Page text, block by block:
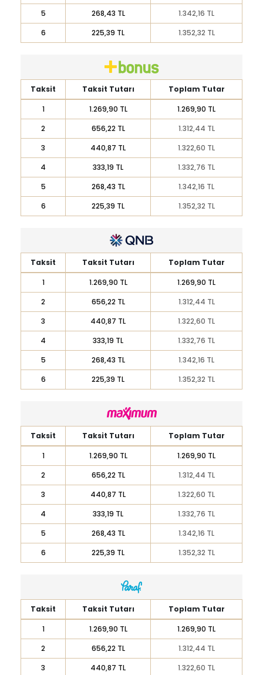
5 268,43 TL
1.342,16 TL
6
225,39 TL 1.352,32 TL
Taksit Taksit Tutarı
Toplam Tutar
1
1.269,90 TL
1.269,90 TL
2
656,22 TL
1.312,44 TL
3
440,87 TL
1.322,60 TL
4
333,19 TL
1.332,76 TL
5
268,43 TL
1.342,16 TL
6
225,39 TL 1.352,32 TL
Taksit Taksit Tutarı
Toplam Tutar
1
1.269,90 TL
1.269,90 TL
2
656,22 TL
1.312,44 TL
3
440,87 TL
1.322,60 TL
4
333,19 TL
1.332,76 TL
5
268,43 TL
1.342,16 TL
6
225,39 TL 1.352,32 TL
Taksit Taksit Tutarı
Toplam Tutar
1
1.269,90 TL
1.269,90 TL
2
656,22 TL
1.312,44 TL
3
440,87 TL
1.322,60 TL
4
333,19 TL
1.332,76 TL
5
268,43 TL
1.342,16 TL
6
225,39 TL 1.352,32 TL
Taksit Taksit Tutarı
Toplam Tutar
1
1.269,90 TL
1.269,90 TL
2
656,22 TL
1.312,44 TL
3
440,87 TL
1.322,60 TL